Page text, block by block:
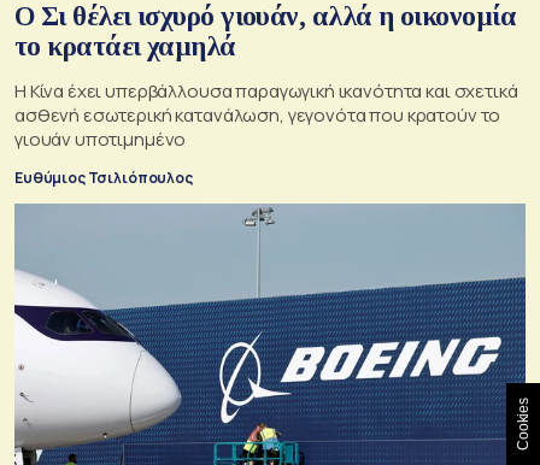
Ο Σι θέλει ισχυρό γιουάν, αλλά η οικονομία
το κρατάει χαμηλά
Η Κίνα έχει υπερβάλλουσα παραγωγική ικανότητα και σχετικά
ασθενή εσωτερική κατανάλωση, γεγονότα που κρατούν το
γιουάν υποτιμημένο
Ευθύμιος Τσιλιόπουλος
Cookies